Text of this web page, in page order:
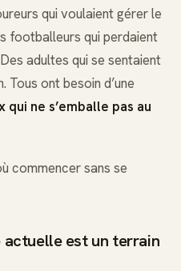
qui voulaient gérer le
footballeurs qui perdaient
adultes qui se sentaient
Tous ont besoin d’une
qui ne s’emballe pas au
commencer sans se
actuelle est un terrain